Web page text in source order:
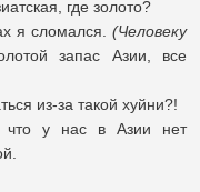
где золото?
я сломался.(Человеку
запас Азии, все
из-за такой хуйни?!
что у нас в Азии нет